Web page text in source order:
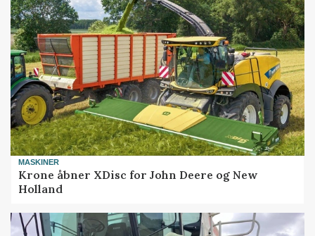
MASKINER
Krone åbner XDisc for John Deere og New
Holland